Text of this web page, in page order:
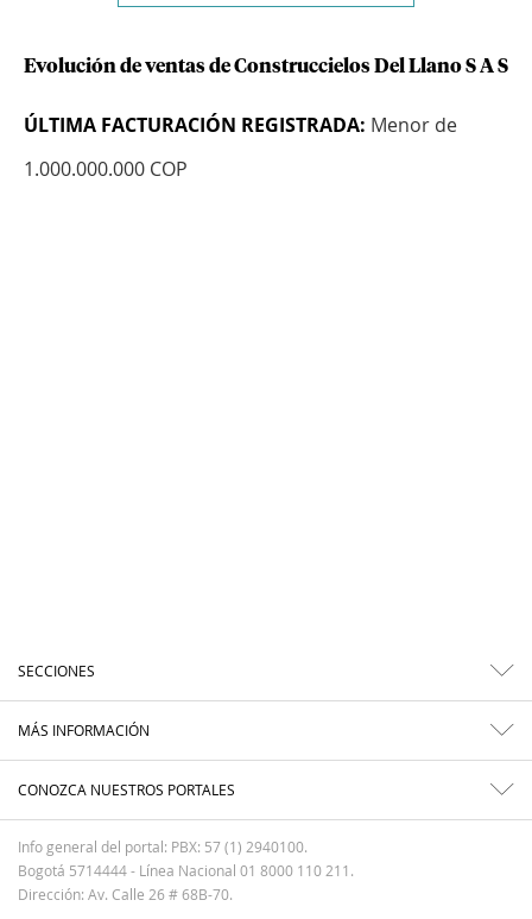
Evolución de ventas de Construccielos Del Llano S A S
ÚLTIMA FACTURACIÓN REGISTRADA: Menor de
1.000.000.000 COP
SECCIONES
MÁS INFORMACIÓN
CONOZCA NUESTROS PORTALES
Info general del portal: PBX: 57 (1) 2940100.
Bogotá 5714444 - Línea Nacional 01 8000 110 211.
Dirección: Av. Calle 26 # 68B-70.